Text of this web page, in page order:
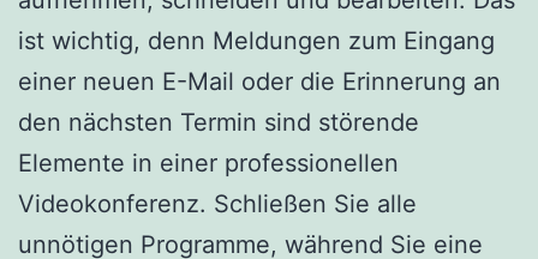
ist wichtig, denn Meldungen zum Eingang
einer neuen E-Mail oder die Erinnerung an
den nächsten Termin sind störende
Elemente in einer professionellen
Videokonferenz. Schließen Sie alle
unnötigen Programme, während Sie eine